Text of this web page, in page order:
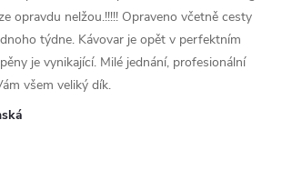
opravdu nelžou.!!!!! Opraveno včetně cesty
týdne. Kávovar je opět v perfektním
je vynikající. Milé jednání, profesionální
všem veliký dík.